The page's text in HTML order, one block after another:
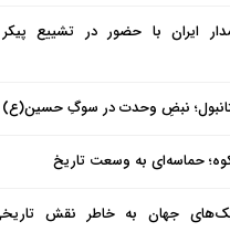
ایران با حضور در تشییع
نبضِ وحدت در سوگِ حسین(ع)
حماسه‌ای به وسعت تاریخ
جهان به خاطر نقش